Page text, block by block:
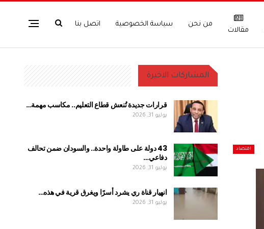
مقالات
من نحن سياسة الخصوصية اتصل بنا
اقتصاد
المشاركات الاخيرة
قرارات جديدة تُنعش قطاع التعليم.. مكاسب مهمة…
يوليو 31, 2026
43 دولة على طاولة واحدة.. والسودان ضمن تحالف
دفاعي…
يوليو 31, 2026
انهيار قناة ري يشرد أسرًا ويغرق قرية في هذه…
يوليو 31, 2026